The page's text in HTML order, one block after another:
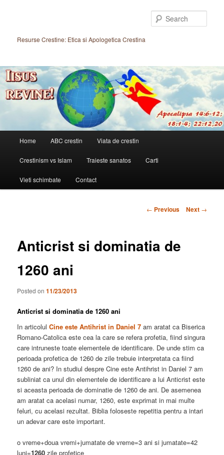
contentResurse Crestine: Etica si Apologetica Crestina
Home ABC crestin Viata de crestin
Crestinism vs Islam Traieste sanatos Carti
Vieti schimbate Contact
Post
← Previous Next →
Anticrist si dominatia de
1260 ani
Posted on11/23/2013
Anticrist si dominatia de 1260 ani
In articolulCine este Antihrist in Daniel 7 am aratat ca Biserica
Romano-Catolica este cea la care se refera profetia, fiind singura
care intruneste toate elementele de identificare. De unde stim ca
perioada profetica de 1260 de zile trebuie interpretata ca fiind
1260 de ani? In studiul despre Cine este Antihrist in Daniel 7 am
subliniat ca unul din elementele de identificare a lui Anticrist este
si aceasta perioada de dominatie de 1260 de ani. De asemenea
am aratat ca acelasi numar, 1260, este exprimat in mai multe
feluri, cu acelasi rezultat. Biblia foloseste repetitia pentru a intari
un adevar care este important.
o vreme+doua vremi+jumatate de vreme=3 ani si jumatate=42
luni=1260 zile profetice